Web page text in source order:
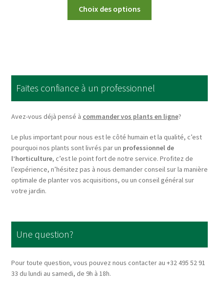
€15,19
through
Choix des options
options
may
be
chosen
the
product
page
Faites confiance à un professionnel
Avez-vous déjà pensé à commander vos plants en ligne?
Le plus important pour nous est le côté humain et la qualité, c’est
pourquoi nos plants sont livrés par un professionnel de
l’horticulture, c’est le point fort de notre service. Profitez de
l’expérience, n’hésitez pas à nous demander conseil sur la manière
optimale de planter vos acquisitions, ou un conseil général sur
votre jardin.
Une question?
Pour toute question, vous pouvez nous contacter au +32 495 52 91
33 du lundi au samedi, de 9h à 18h.